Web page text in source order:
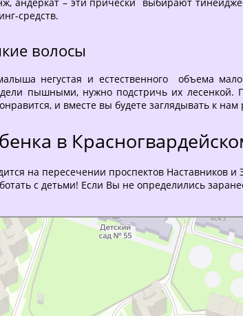
средств.
волосы
негустая и естественного объема
пышными, нужно подстричь их
и вместе вы будете заглядывать к нам
в
на пересечении проспектов Наставников
с детьми! Если Вы не определились